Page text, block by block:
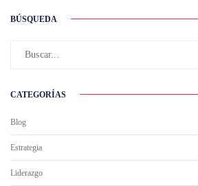
BÚSQUEDA
CATEGORÍAS
Blog
Estrategia
Liderazgo